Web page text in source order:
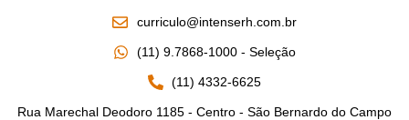
curriculo@intenserh.com.br
(11) 9.7868-1000 - Seleção
(11) 4332-6625
Rua Marechal Deodoro 1185 - Centro - São Bernardo do Campo